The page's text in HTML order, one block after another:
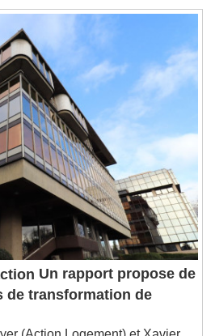
Un rapport propose de
transformation de